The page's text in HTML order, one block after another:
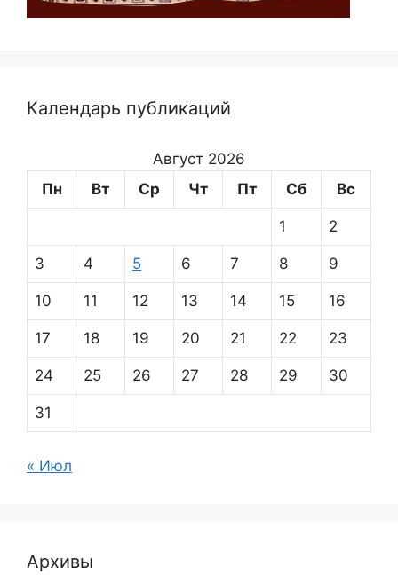
Календарь публикаций
Август 2026
Пн
Вт Ср Чт Пт Сб Вс
1 2
3 4 5 6 7 8 9
10 11 12 13 14 15 16
17 18 19 20 21 22 23
24 25 26 27 28 29 30
31
« Июл
Архивы